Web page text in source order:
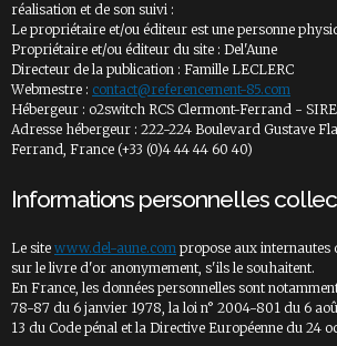
réalisation et de son suivi :
Le propriétaire et/ou éditeur est une personne
Propriétaire et/ou éditeur du site : Del'Aune
Directeur de la publication : Famille LECLERC
Webmestre : contact@referencement-85.com
Hébergeur : o2switch RCS Clermont-Ferrand -
Adresse hébergeur : 222-224 Boulevard Gustave
Ferrand, France (+33 (0)4 44 44 60 40)
Informations personnelles
Le site www.del-aune.com propose aux internautes
sur le livre d'or anonymement, s'ils le souhaitent.
En France, les données personnelles sont
78-87 du 6 janvier 1978, la loi n° 2004-801 du 6
13 du Code pénal et la Directive Européenne du 24